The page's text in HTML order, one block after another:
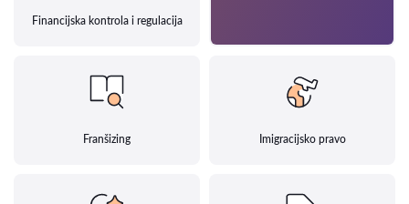
Financijska kontrola i regulacija
Franšizing Imigracijsko pravo